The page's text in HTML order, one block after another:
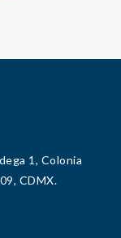
1, Colonia
CDMX.